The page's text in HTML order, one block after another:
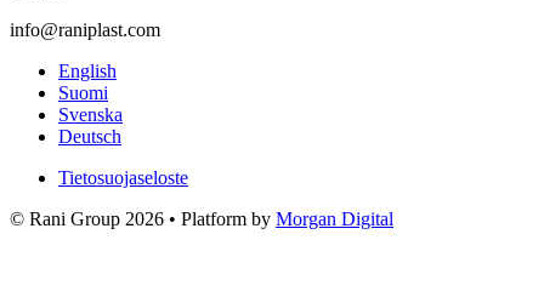
info@raniplast.com
Facebook
YouTube
Instagram
LinkedInEnglish
Suomi
Svenska
Deutsch
Tietosuojaseloste
© Rani Group 2026 • Platform by Morgan Digital